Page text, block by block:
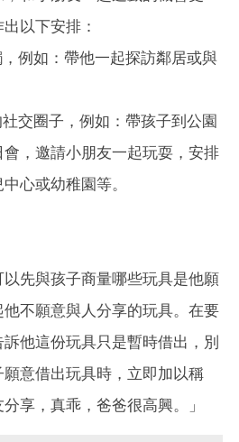
以下安排：
例如：帶他一起探訪鄰居或與
交圈子，例如：帶孩子到公園
，邀請小朋友一起玩耍，安排
心或幼稚園等。
先與孩子商量哪些玩具是他願
不願意與人分享的玩具。在要
他這份玩具只是暫時借出，別
意借出玩具時，立即加以稱
享，真乖，爸爸很高興。」